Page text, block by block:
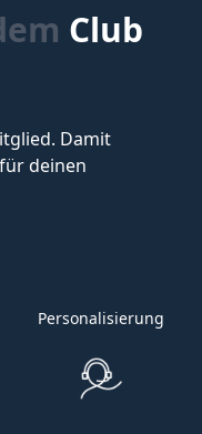
Club
Damit
deinen
Personalisierung